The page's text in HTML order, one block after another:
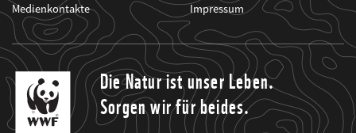
Medienkontakte
Impressum
Die Natur ist unser Leben.
Sorgen wir für beides.